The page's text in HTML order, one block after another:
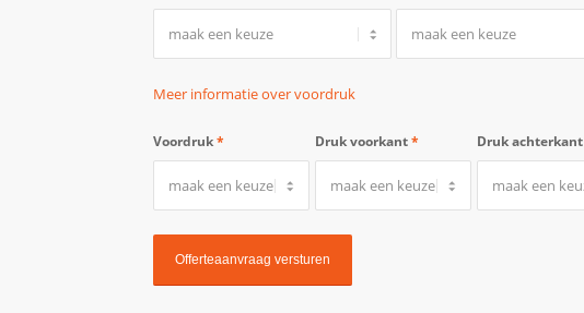
Meer informatie over voordruk
Voordruk* Druk voorkant* Druk achterkant